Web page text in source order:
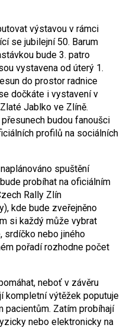
výstavou v rámci
se jubilejní 50. Barum
bude 3. patro
vystavena od úterý 1.
do prostor radnice
dočkáte i vystavení v
Jablko ve Zlíně.
budou fanoušci
profilů na sociálních
spuštění
probíhat na oficiálním
Rally Zlín
kde bude zveřejněno
si každý může vybrat
srdíčko nebo jiného
pořadí rozhodne počet
neboť v závěru
kompletní výtěžek poputuje
pacientům. Zatím probíhají
nebo elektronicky na